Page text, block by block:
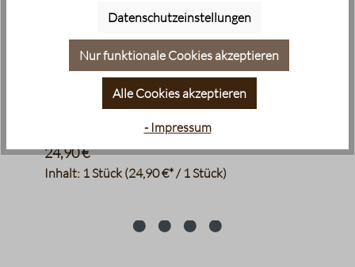
JoeFrex - Tamper, 58 mm, Aluminium
Inhalt: 1 Stück(24,90 €* / 1 Stück)
24,90 €
Datenschutzeinstellungen
Nur funktionale Cookies akzeptieren
Alle Cookies akzeptieren
- Impressum